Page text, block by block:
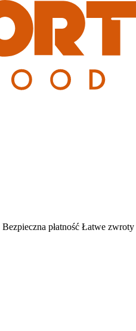
Bezpieczna płatność Łatwe zwroty